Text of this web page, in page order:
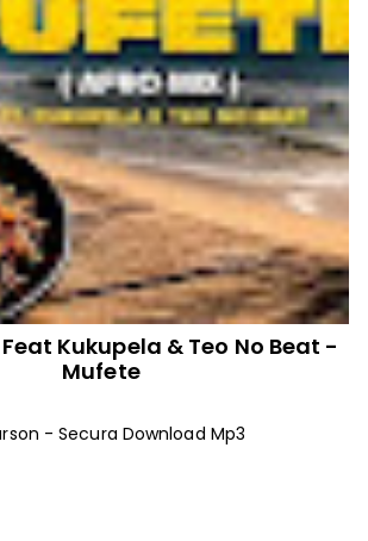
Kukupela & Teo No Beat -
Mufete
- Secura Download Mp3